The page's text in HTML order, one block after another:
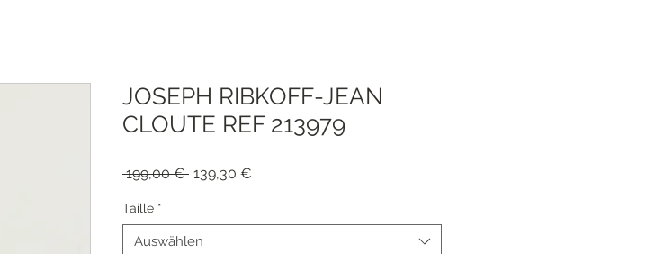
JOSEPH RIBKOFF-JEAN
CLOUTE REF 213979
199,00 € Standardpreis
139,30 €
Taille *
Auswählen